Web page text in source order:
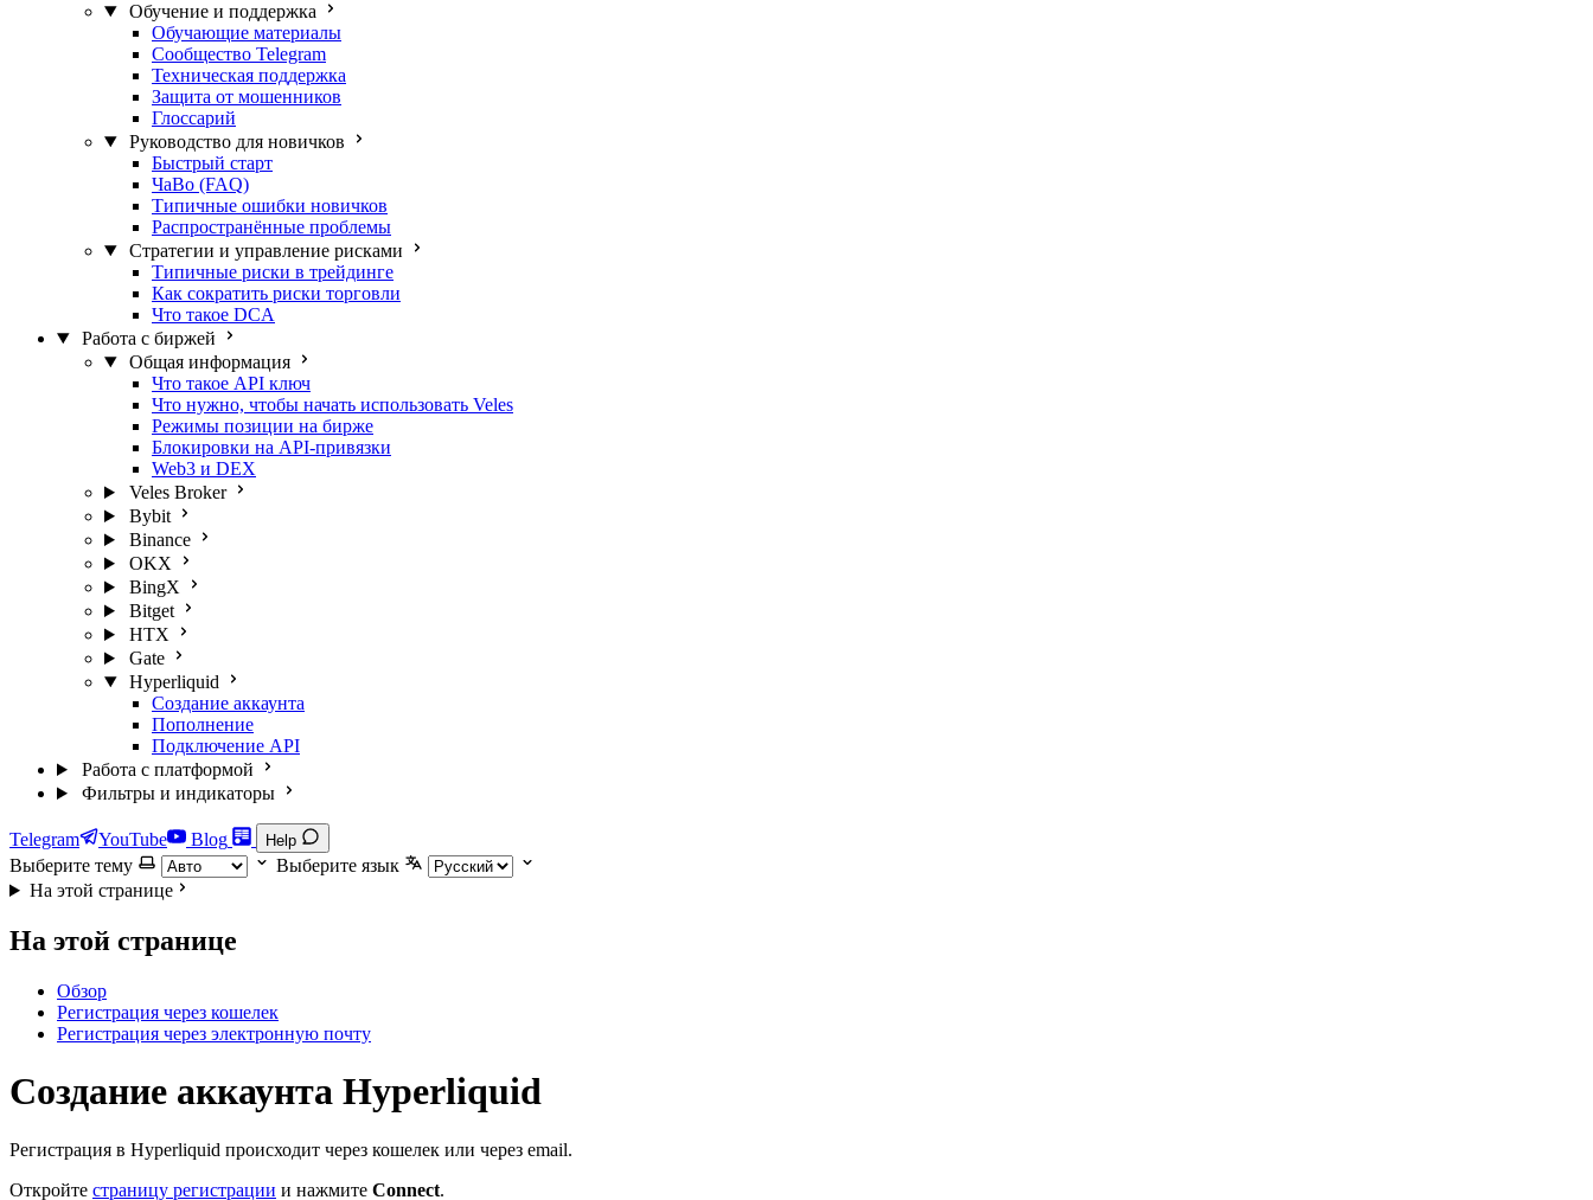
Обучение и поддержка
Обучающие материалы
Сообщество Telegram
Техническая поддержка
Защита от мошенников
Глоссарий
Руководство для новичков
Быстрый старт
ЧаВо (FAQ)
Типичные ошибки новичков
Распространённые проблемы
Стратегии и управление рисками
Типичные риски в трейдинге
Как сократить риски торговли
Что такое DCA
Работа с биржей
Общая информация
Что такое API ключ
Что нужно, чтобы начать использовать Veles
Режимы позиции на бирже
Блокировки на API-привязки
Web3 и DEX
Veles Broker
Bybit
Binance
OKX
BingX
Bitget
HTX
Gate
Hyperliquid
Создание аккаунта
Пополнение
Подключение API
Работа с платформой
Фильтры и индикаторы
Telegram YouTube Blog Help
Выберите тему
Выберите язык
На этой странице
На этой странице
Обзор
Регистрация через кошелек
Регистрация через электронную почту
Создание аккаунта Hyperliquid
Регистрация в Hyperliquid происходит через кошелек или через email.
Откройте страницу регистрации и нажмите Connect.